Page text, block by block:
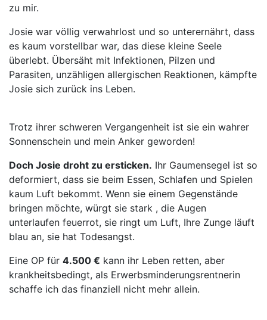
zu mir.
Josie war völlig verwahrlost und so unterernährt, dass
es kaum vorstellbar war, das diese kleine Seele
überlebt. Übersäht mit Infektionen, Pilzen und
Parasiten, unzähligen allergischen Reaktionen, kämpfte
Josie sich zurück ins Leben.
Trotz ihrer schweren Vergangenheit ist sie ein wahrer
Sonnenschein und mein Anker geworden!
Doch Josie droht zu ersticken. Ihr Gaumensegel ist so
deformiert, dass sie beim Essen, Schlafen und Spielen
kaum Luft bekommt. Wenn sie einem Gegenstände
bringen möchte, würgt sie stark , die Augen
unterlaufen feuerrot, sie ringt um Luft, Ihre Zunge läuft
blau an, sie hat Todesangst.
Eine OP für 4.500 € kann ihr Leben retten, aber
krankheitsbedingt, als Erwerbsminderungsrentnerin
schaffe ich das finanziell nicht mehr allein.